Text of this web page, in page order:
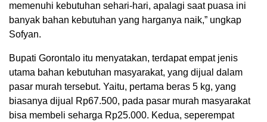
memenuhi kebutuhan sehari-hari, apalagi saat puasa ini
banyak bahan kebutuhan yang harganya naik,” ungkap
Sofyan.
Bupati Gorontalo itu menyatakan, terdapat empat jenis
utama bahan kebutuhan masyarakat, yang dijual dalam
pasar murah tersebut. Yaitu, pertama beras 5 kg, yang
biasanya dijual Rp67.500, pada pasar murah masyarakat
bisa membeli seharga Rp25.000. Kedua, seperempat